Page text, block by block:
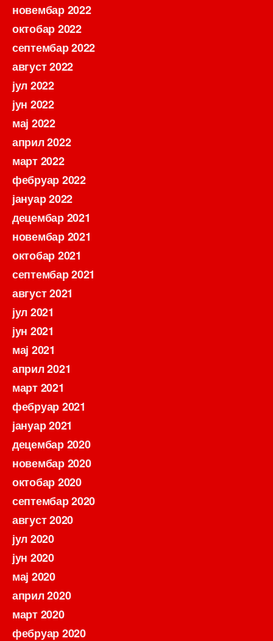
новембар 2022
октобар 2022
септембар 2022
август 2022
јул 2022
јун 2022
мај 2022
април 2022
март 2022
фебруар 2022
јануар 2022
децембар 2021
новембар 2021
октобар 2021
септембар 2021
август 2021
јул 2021
јун 2021
мај 2021
април 2021
март 2021
фебруар 2021
јануар 2021
децембар 2020
новембар 2020
октобар 2020
септембар 2020
август 2020
јул 2020
јун 2020
мај 2020
април 2020
март 2020
фебруар 2020